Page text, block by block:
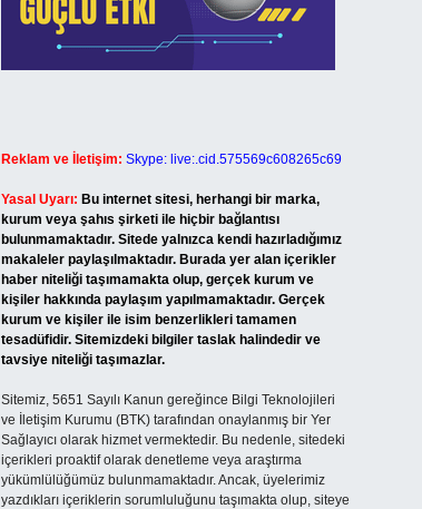
Reklam ve İletişim: Skype: live:.cid.575569c608265c69
Yasal Uyarı: Bu internet sitesi, herhangi bir marka,
kurum veya şahıs şirketi ile hiçbir bağlantısı
bulunmamaktadır. Sitede yalnızca kendi hazırladığımız
makaleler paylaşılmaktadır. Burada yer alan içerikler
haber niteliği taşımamakta olup, gerçek kurum ve
kişiler hakkında paylaşım yapılmamaktadır. Gerçek
kurum ve kişiler ile isim benzerlikleri tamamen
tesadüfidir. Sitemizdeki bilgiler taslak halindedir ve
tavsiye niteliği taşımazlar.
Sitemiz, 5651 Sayılı Kanun gereğince Bilgi Teknolojileri
ve İletişim Kurumu (BTK) tarafından onaylanmış bir Yer
Sağlayıcı olarak hizmet vermektedir. Bu nedenle, sitedeki
içerikleri proaktif olarak denetleme veya araştırma
yükümlülüğümüz bulunmamaktadır. Ancak, üyelerimiz
yazdıkları içeriklerin sorumluluğunu taşımakta olup, siteye